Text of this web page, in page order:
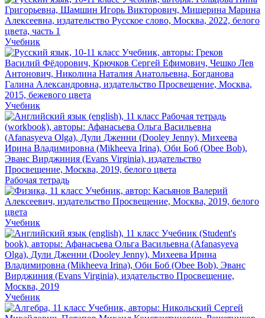
Учебник
Учебник
Рабочая тетрадь
Учебник
Учебник